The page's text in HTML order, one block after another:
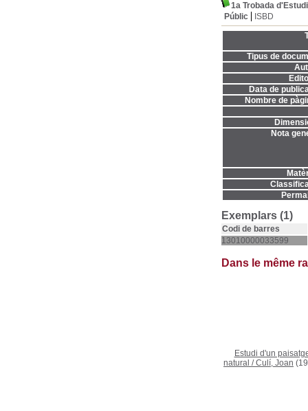
1a Trobada
Públic
ISBD
Tipus de
Data de
Nombre de
Nota
Exemplars (1)
Codi de barres
13010000033599
Dans le même
Estudi d'un
natural /Culí, Joan